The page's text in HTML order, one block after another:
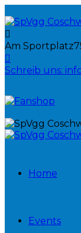
Am Sportplatz
Schreib uns:
Home
Events